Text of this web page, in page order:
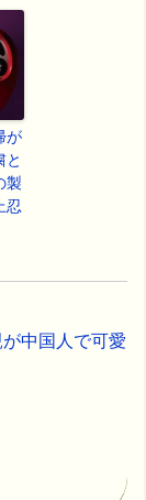
が
と
製
忍
中国人で可愛